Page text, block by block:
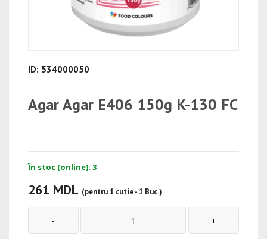
ID: 534000050
Agar Agar E406 150g K-130 FC
În stoc (online): 3
261 MDL (pentru 1 cutie - 1 Buc.)